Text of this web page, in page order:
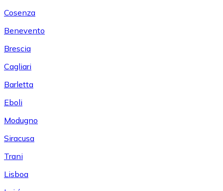
Cosenza
Benevento
Brescia
Cagliari
Barletta
Eboli
Modugno
Siracusa
Trani
Lisboa